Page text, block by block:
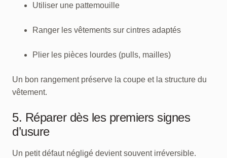
Utiliser une pattemouille
Ranger les vêtements sur cintres adaptés
Plier les pièces lourdes (pulls, mailles)
Un bon rangement préserve la coupe et la structure du
vêtement.
5. Réparer dès les premiers signes
d’usure
Un petit défaut négligé devient souvent irréversible.